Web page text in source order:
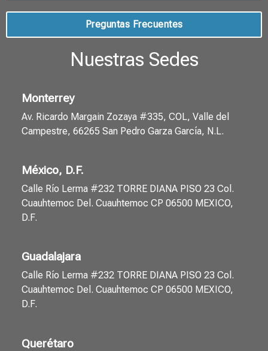
Preguntas Frecuentes
Nuestras Sedes
Monterrey
Av. Ricardo Margain Zozaya #335, COL, Valle del
Campestre, 66265 San Pedro Garza García, N.L.
México, D.F.
Calle Río Lerma #232 TORRE DIANA PISO 23 Col.
Cuauhtemoc Del. Cuauhtemoc CP 06500 MEXICO,
D.F.
Guadalajara
Calle Río Lerma #232 TORRE DIANA PISO 23 Col.
Cuauhtemoc Del. Cuauhtemoc CP 06500 MEXICO,
D.F.
Querétaro